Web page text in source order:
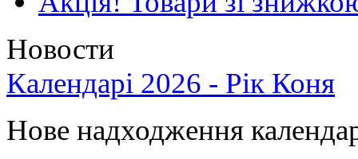
Новости
Календарі 2026 - Рік Коня
Нове надходження